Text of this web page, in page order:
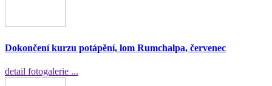
Dokončení kurzu potápění, lom Rumchalpa, červenec
detail fotogalerie ...